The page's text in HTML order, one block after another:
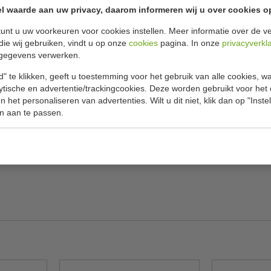
waarde aan uw privacy, daarom informeren wij u over cookies
u uw voorkeuren voor cookies instellen. Meer informatie over de
wij gebruiken, vindt u op onze cookies pagina. In onze
verwerken.
te klikken, geeft u toestemming voor het gebruik van alle cookies,
en advertentie/trackingcookies. Deze worden gebruikt voor het
het personaliseren van advertenties. Wilt u dit niet, klik dan op
aan te passen.
kleur wit
heeft met 6 sleuven een hoge
keuken. De stijlvolle, iconische
te vervangen ProHeat
alleen de sleuven die u nodig heeft met de
ervoor dat uw brood perfect geroosterd
Model
Capaciteit
Sleuven
Kleur